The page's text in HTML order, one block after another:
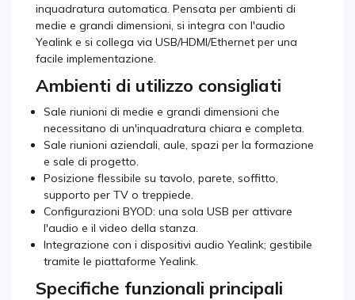
inquadratura automatica. Pensata per ambienti di
medie e grandi dimensioni, si integra con l'audio
Yealink e si collega via USB/HDMI/Ethernet per una
facile implementazione.
Ambienti di utilizzo consigliati
Sale riunioni di medie e grandi dimensioni che
necessitano di un'inquadratura chiara e completa.
Sale riunioni aziendali, aule, spazi per la formazione
e sale di progetto.
Posizione flessibile su tavolo, parete, soffitto,
supporto per TV o treppiede.
Configurazioni BYOD: una sola USB per attivare
l'audio e il video della stanza.
Integrazione con i dispositivi audio Yealink; gestibile
tramite le piattaforme Yealink.
Specifiche funzionali principali